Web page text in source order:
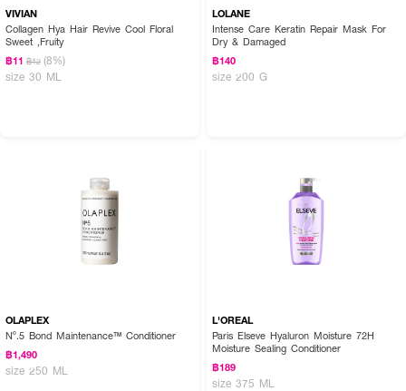
VIVIAN
Collagen Hya Hair Revive Cool Floral
Sweet ,Fruity
฿11 ฿12 (8%)
size 30 ML
LOLANE
Intense Care Keratin Repair Mask For
Dry & Damaged
฿140
size 200 G
OLAPLEX
Nº.5 Bond Maintenance™ Conditioner
฿1,490
size 250 ML
L'OREAL
Paris Elseve Hyaluron Moisture 72H
Moisture Sealing Conditioner
฿189
size 375 ML